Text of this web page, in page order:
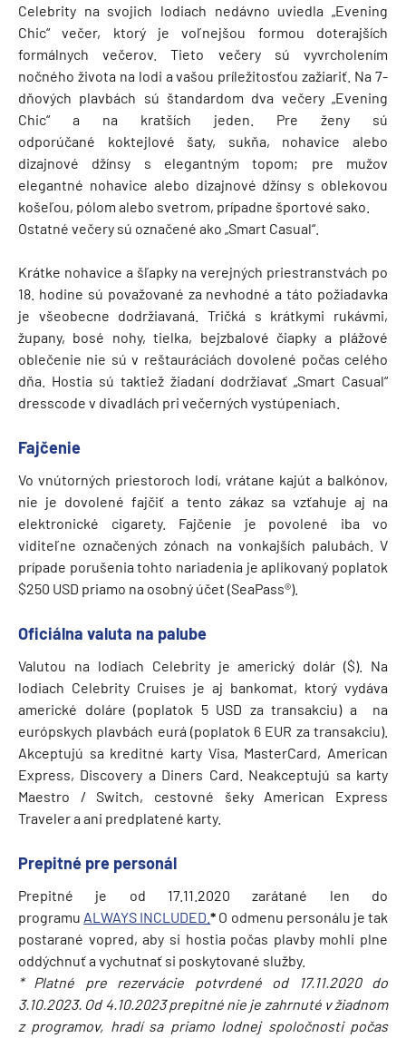
Celebrity na svojich lodiach nedávno uviedla „Evening
Chic“ večer, ktorý je voľnejšou formou doterajších
formálnych večerov. Tieto večery sú vyvrcholením
nočného života na lodi a vašou príležitosťou zažiariť. Na 7-
dňových plavbách sú štandardom dva večery „Evening
Chic“ a na kratších jeden. Pre ženy sú
odporúčané koktejlové šaty, sukňa, nohavice alebo
dizajnové džínsy s elegantným topom; pre mužov
elegantné nohavice alebo dizajnové džínsy s oblekovou
košeľou, pólom alebo svetrom, prípadne športové sako.
Ostatné večery sú označené ako „Smart Casual“.
Krátke nohavice a šľapky na verejných priestranstvách po
18. hodine sú považované za nevhodné a táto požiadavka
je všeobecne dodržiavaná. Tričká s krátkymi rukávmi,
župany, bosé nohy, tielka, bejzbalové čiapky a plážové
oblečenie nie sú v reštauráciách dovolené počas celého
dňa. Hostia sú taktiež žiadaní dodržiavať „Smart Casual“
dresscode v divadlách pri večerných vystúpeniach.
Fajčenie
Vo vnútorných priestoroch lodí, vrátane kajút a balkónov,
nie je dovolené fajčiť a tento zákaz sa vzťahuje aj na
elektronické cigarety. Fajčenie je povolené iba vo
viditeľne označených zónach na vonkajších palubách. V
prípade porušenia tohto nariadenia je aplikovaný poplatok
$250 USD priamo na osobný účet (SeaPass®).
Oficiálna valuta na palube
Valutou na lodiach Celebrity je americký dolár ($). Na
lodiach Celebrity Cruises je aj bankomat, ktorý vydáva
americké doláre (poplatok 5 USD za transakciu) a na
európskych plavbách eurá (poplatok 6 EUR za transakciu).
Akceptujú sa kreditné karty Visa, MasterCard, American
Express, Discovery a Diners Card. Neakceptujú sa karty
Maestro / Switch, cestovné šeky American Express
Traveler a ani predplatené karty.
Prepitné pre personál
Prepitné je od 17.11.2020 zarátané len do
programu ALWAYS INCLUDED.* O odmenu personálu je tak
postarané vopred, aby si hostia počas plavby mohli plne
oddýchnuť a vychutnať si poskytované služby.
* Platné pre rezervácie potvrdené od 17.11.2020 do
3.10.2023. Od 4.10.2023 prepitné nie je zahrnuté v žiadnom
z programov, hradí sa priamo lodnej spoločnosti počas